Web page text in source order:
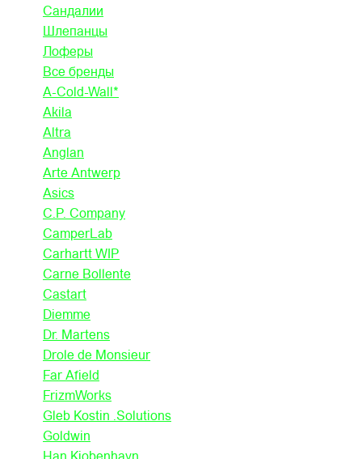
Сандалии
Шлепанцы
Лоферы
Все бренды
A-Cold-Wall*
Akila
Altra
Anglan
Arte Antwerp
Asics
C.P. Company
CamperLab
Carhartt WIP
Carne Bollente
Castart
Diemme
Dr. Martens
Drole de Monsieur
Far Afield
FrizmWorks
Gleb Kostin .Solutions
Goldwin